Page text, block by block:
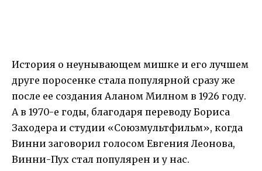
История о неунывающем мишке и его лучшем
друге поросенке стала популярной сразу же
после ее создания Аланом Милном в 1926 году.
А в 1970-е годы, благодаря переводу Бориса
Заходера и студии «Союзмультфильм», когда
Винни заговорил голосом Евгения Леонова,
Винни-Пух стал популярен и у нас.